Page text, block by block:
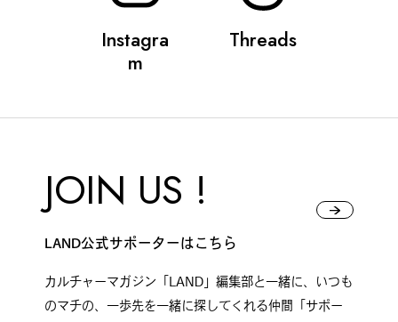
#ボクと麺
#やっぱり○○が好き
Instagra
m
Threads
JOIN US !
LAND公式サポーターはこちら
カルチャーマガジン「LAND」編集部と一緒に、いつも
のマチの、一歩先を一緒に探してくれる仲間「サポー